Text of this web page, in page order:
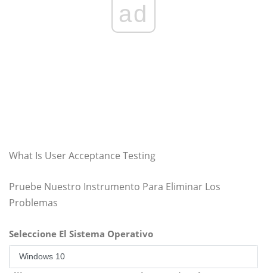
ad
What Is User Acceptance Testing
Pruebe Nuestro Instrumento Para Eliminar Los
Problemas
Seleccione El Sistema Operativo